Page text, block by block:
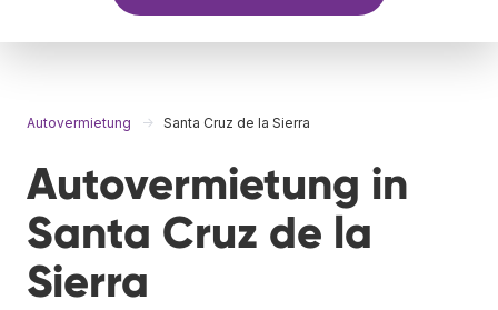
Autovermietung Santa Cruz de la Sierra
Autovermietung in
Santa Cruz de la
Sierra